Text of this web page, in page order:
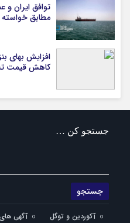
توافق ایران و
مطابق خواسته
افزایش بهای
کاهش قیمت
جستجو کن …
آکوردین و توگل آگهی